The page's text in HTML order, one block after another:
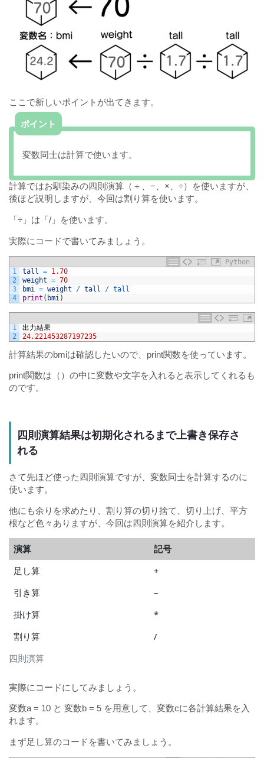
ここで新しいポイントが出てきます。
ポイント
変数同士は計算で使います。
計算ではお馴染みの四則演算（＋、−、×、÷）を使いますが、
後ほど説明しますが、今回は割り算を使います。
「÷」は「/」を使います。
実際にコードで書いてみましょう。
Python
1
2
3
4
tall =
1.70
weight = 70
bmi = weight / tall / tall
print ( bmi)
1
2
出力結果
24.221453287197235
計算結果のbmiは確認したいので、print関数を使っています。
print関数は（）の中に変数や文字を入れると表示してくれるも
のです。
四則演算結果は初期化されるまで上書き保存さ
れる
さて先ほど使った四則演算ですが、変数同士を計算するのに
使います。
他にも余りを求めたり、割り算の切り捨て、切り上げ、平方
根など色々ありますが、今回は四則演算を紹介します。
四則演算
演算
記号
足し算
+
引き算
–
掛け算
*
割り算
/
実際にコードにしてみましょう。
変数a = 10 と 変数b = 5 を用意して、変数cに各計算結果を入
れます。
まず足し算のコードを書いてみましょう。